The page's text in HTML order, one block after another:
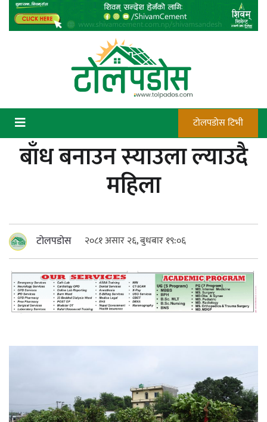
Skip
content
टोलपडोस टिभी
कन्चटमा पेस्तोल तेर्सिँदा पनि प्रयोग गर्न
सक्दैनन् डिएफओले गोली चलाउने अधिकार
न्याय सुनिश्चित गर्न सुरक्षा निकायको दायित्व
महत्त्वपूर्ण हुन्छ : मेयर मण्डल
बाँध बनाउन स्याउला ल्याउदै
महिला
टोलपडोस २०८१ असार २६, बुधबार १९:०६